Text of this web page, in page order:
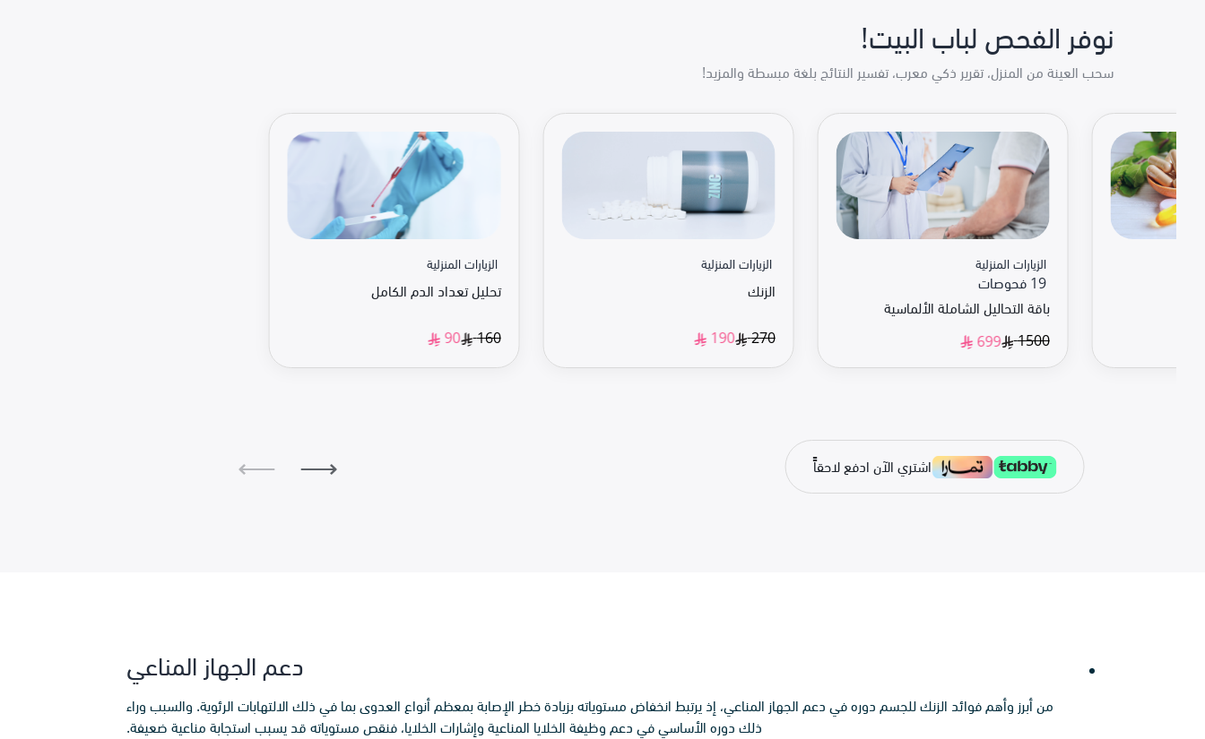
نوفر الفحص لباب البيت!
سحب العينة من المنزل، تقرير ذكي معرب، تفسير النتائج بلغة مبسطة والمزيد!
الزيارات المنزلية
تحليل تعداد الدم الكامل
160
90
الزيارات المنزلية
الزنك
270
190
الزيارات المنزلية
19 فحوصات
باقة التحاليل الشاملة الألماسية
1500
699
⟵ ⟶ اشتري الآن ادفع لاحقاًً
دعم الجهاز المناعي
من أبرز وأهم فوائد الزنك للجسم دوره في دعم الجهاز المناعي، إذ يرتبط انخفاض مستوياته بزيادة خطر الإصابة بمعظم أنواع العدوى بما في ذلك الالتهابات الرئوية. والسبب وراء
ذلك دوره الأساسي في دعم وظيفة الخلايا المناعية وإشارات الخلايا، فنقص مستوياته قد يسبب استجابة مناعية ضعيفة.